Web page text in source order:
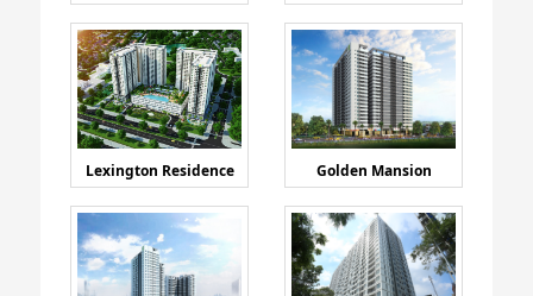
Lexington Residence Golden Mansion